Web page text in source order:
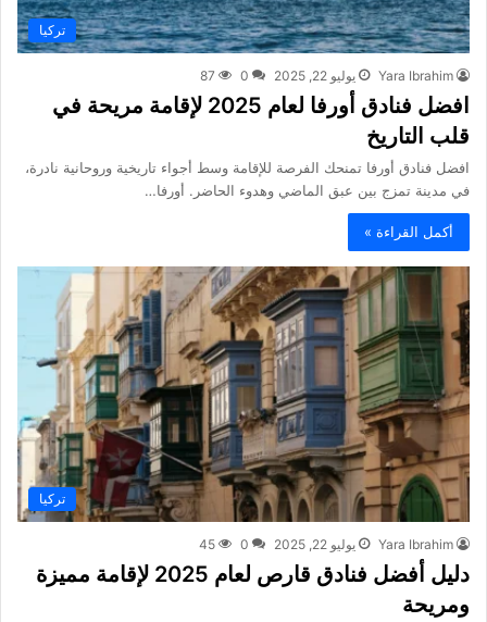
تركيا
Yara Ibrahim يوليو 22, 2025 0
87
افضل فنادق أورفا لعام 2025 لإقامة مريحة في
قلب التاريخ
افضل فنادق أورفا تمنحك الفرصة للإقامة وسط أجواء تاريخية وروحانية نادرة،
في مدينة تمزج بين عبق الماضي وهدوء الحاضر. أورفا…
أكمل القراءة »
تركيا
Yara Ibrahim يوليو 22, 2025 0
45
دليل أفضل فنادق قارص لعام 2025 لإقامة مميزة
ومريحة